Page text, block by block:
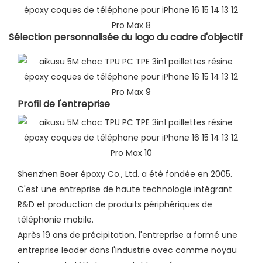
Sélection personnalisée du logo du cadre d'objectif
Profil de l'entreprise​
Shenzhen Boer époxy Co., Ltd. a été fondée en 2005.
C'est une entreprise de haute technologie intégrant
R&D et production de produits périphériques de
téléphonie mobile.
Après 19 ans de précipitation, l'entreprise a formé une
entreprise leader dans l'industrie avec comme noyau